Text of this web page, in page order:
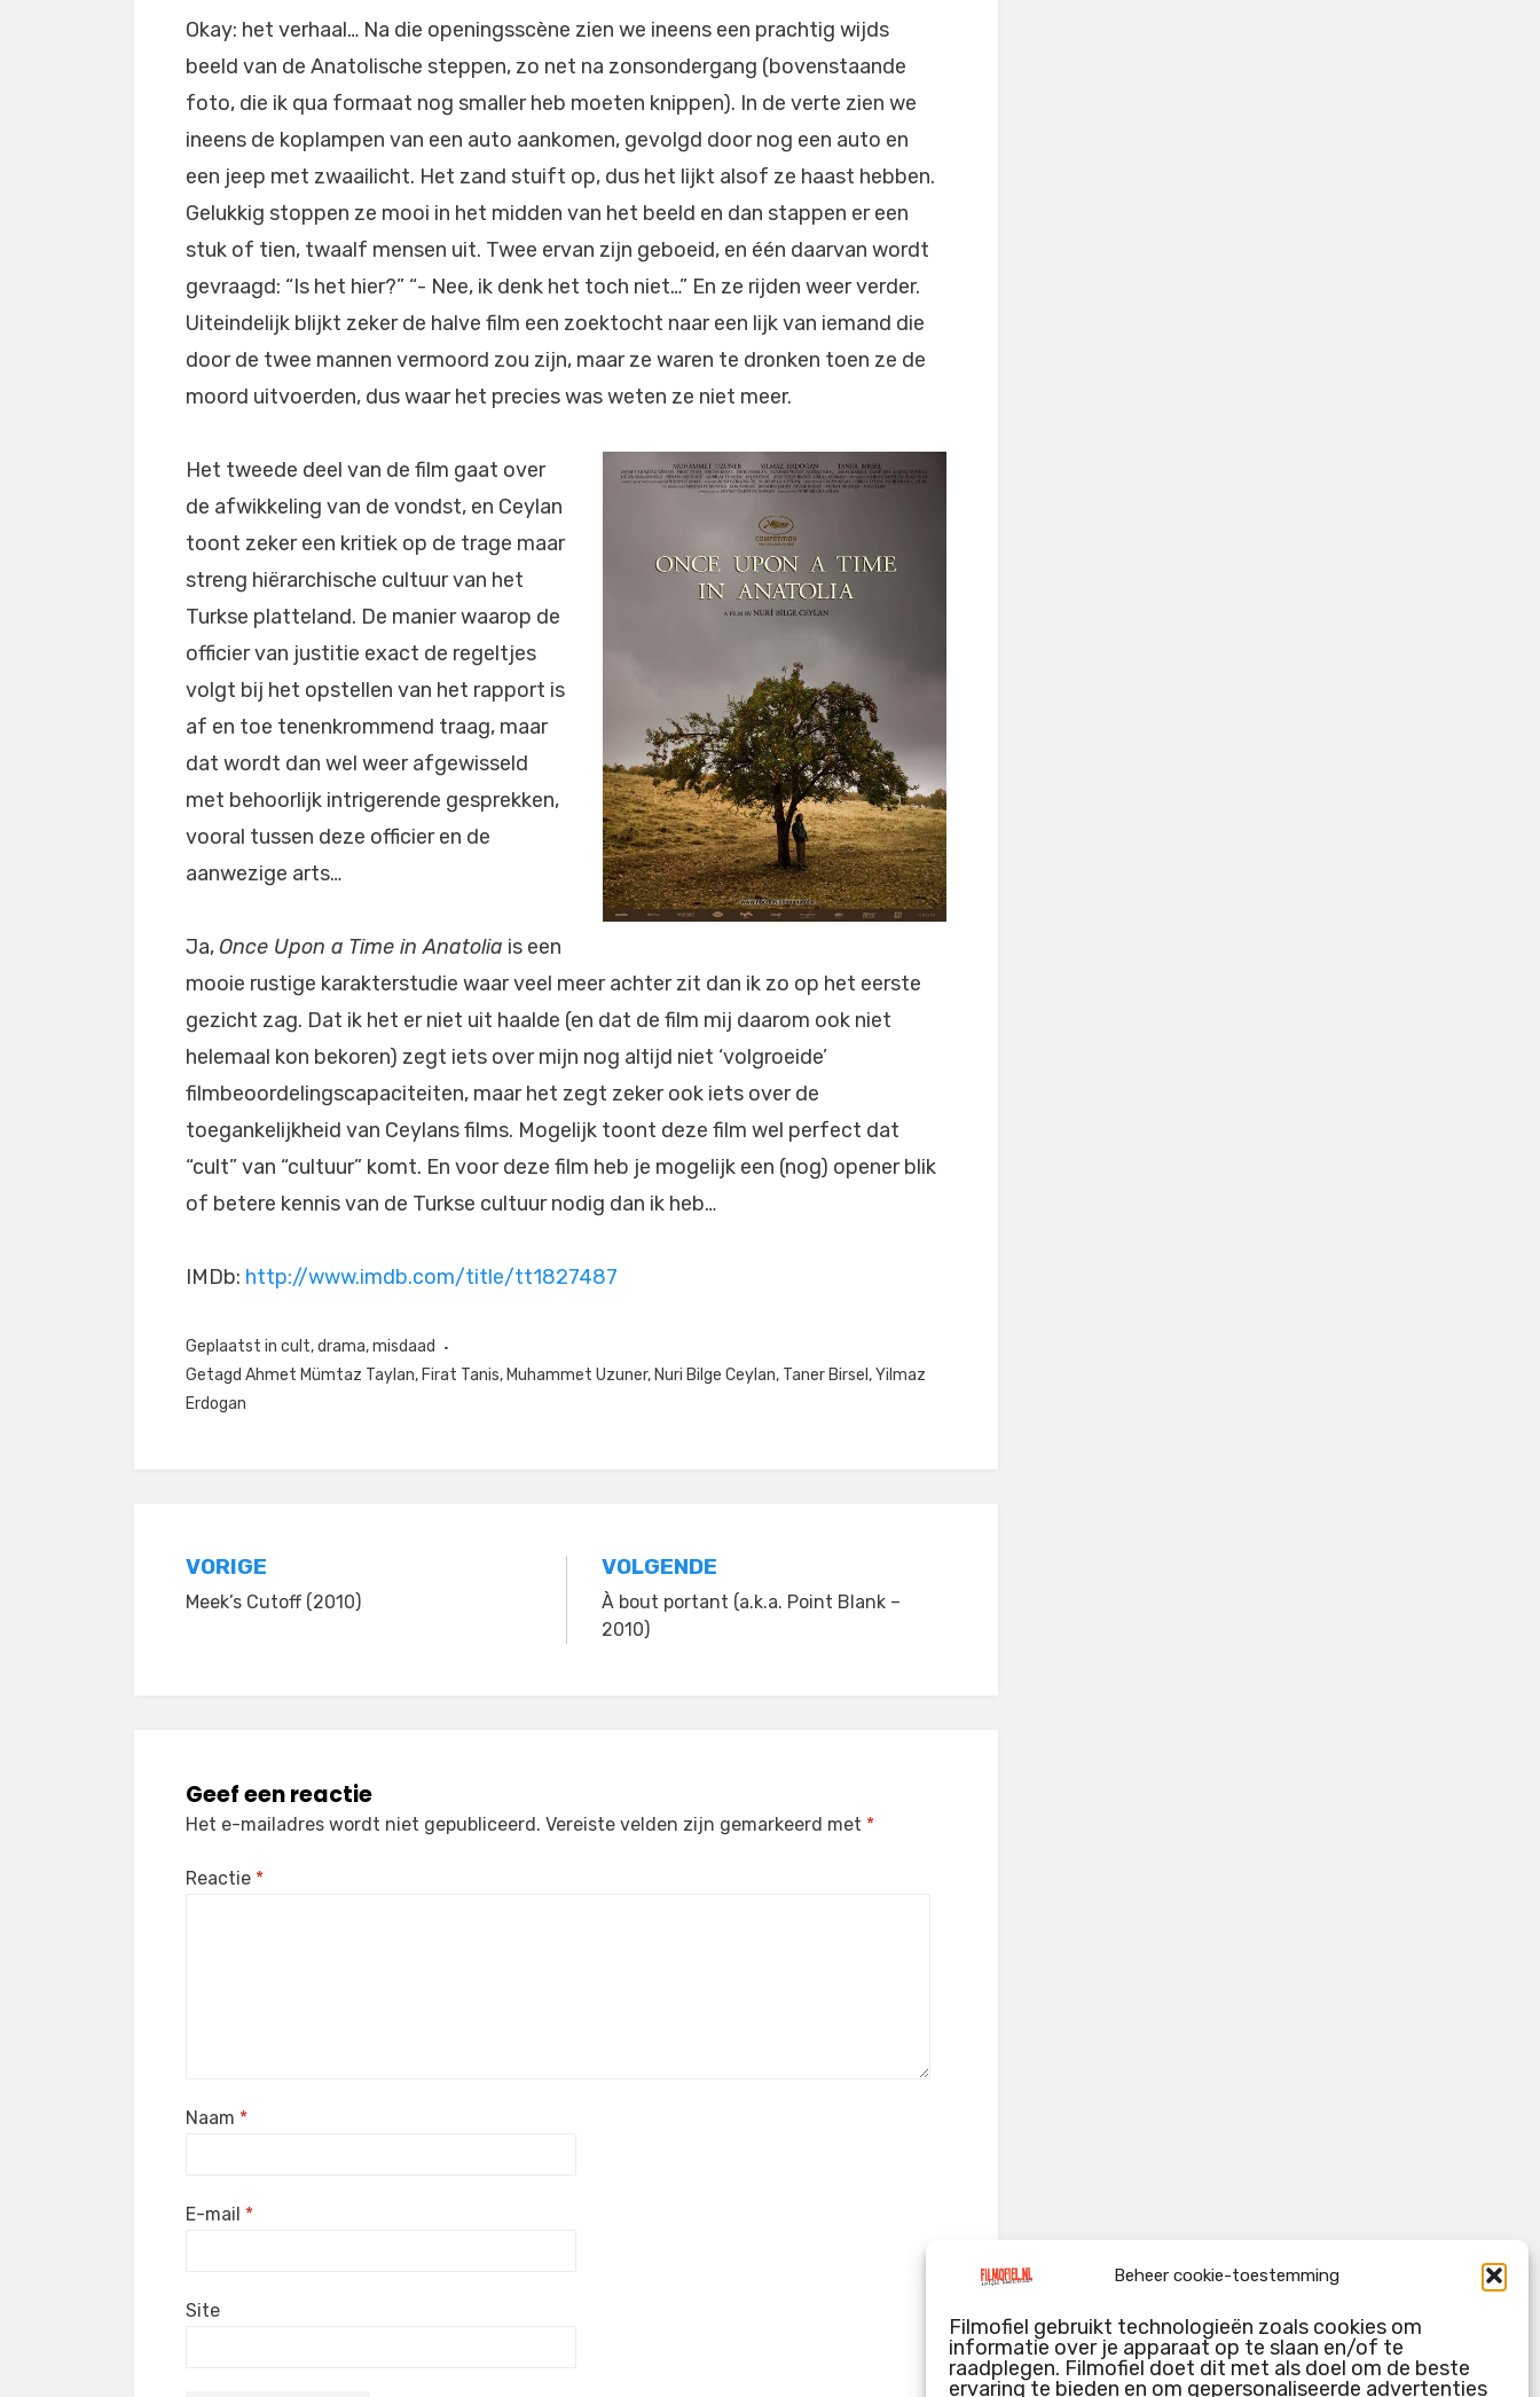
Beheer cookie-toestemming
Filmofiel gebruikt technologieën zoals cookies om
informatie over je apparaat op te slaan en/of te
raadplegen. Filmofiel doet dit met als doel om de beste
ervaring te bieden en om gepersonaliseerde advertenties
Okay: het verhaal… Na die openingsscène zien we ineens een prachtig wijds
beeld van de Anatolische steppen, zo net na zonsondergang (bovenstaande
foto, die ik qua formaat nog smaller heb moeten knippen). In de verte zien we
ineens de koplampen van een auto aankomen, gevolgd door nog een auto en
een jeep met zwaailicht. Het zand stuift op, dus het lijkt alsof ze haast hebben.
Gelukkig stoppen ze mooi in het midden van het beeld en dan stappen er een
stuk of tien, twaalf mensen uit. Twee ervan zijn geboeid, en één daarvan wordt
gevraagd: “Is het hier?” “- Nee, ik denk het toch niet…” En ze rijden weer verder.
Uiteindelijk blijkt zeker de halve film een zoektocht naar een lijk van iemand die
door de twee mannen vermoord zou zijn, maar ze waren te dronken toen ze de
moord uitvoerden, dus waar het precies was weten ze niet meer.
Het tweede deel van de film gaat over
de afwikkeling van de vondst, en Ceylan
toont zeker een kritiek op de trage maar
streng hiërarchische cultuur van het
Turkse platteland. De manier waarop de
officier van justitie exact de regeltjes
volgt bij het opstellen van het rapport is
af en toe tenenkrommend traag, maar
dat wordt dan wel weer afgewisseld
met behoorlijk intrigerende gesprekken,
vooral tussen deze officier en de
aanwezige arts…
Ja, Once Upon a Time in Anatolia is een
mooie rustige karakterstudie waar veel meer achter zit dan ik zo op het eerste
gezicht zag. Dat ik het er niet uit haalde (en dat de film mij daarom ook niet
helemaal kon bekoren) zegt iets over mijn nog altijd niet ‘volgroeide’
filmbeoordelingscapaciteiten, maar het zegt zeker ook iets over de
toegankelijkheid van Ceylans films. Mogelijk toont deze film wel perfect dat
“cult” van “cultuur” komt. En voor deze film heb je mogelijk een (nog) opener blik
of betere kennis van de Turkse cultuur nodig dan ik heb…
IMDb: http://www.imdb.com/title/tt1827487
Geplaatst in cult,drama,misdaad
Getagd Ahmet Mümtaz Taylan, Firat Tanis, Muhammet Uzuner, Nuri Bilge Ceylan, Taner Birsel ,Yilmaz
Erdogan
Bericht
navigatie
VORIGE
Meek’s Cutoff (2010)
VOLGENDE
À bout portant (a.k.a. Point Blank –
2010)
Geef een reactie
Het e-mailadres wordt niet gepubliceerd. Vereiste velden zijn gemarkeerd met *
Reactie *
Naam *
E-mail *
Site